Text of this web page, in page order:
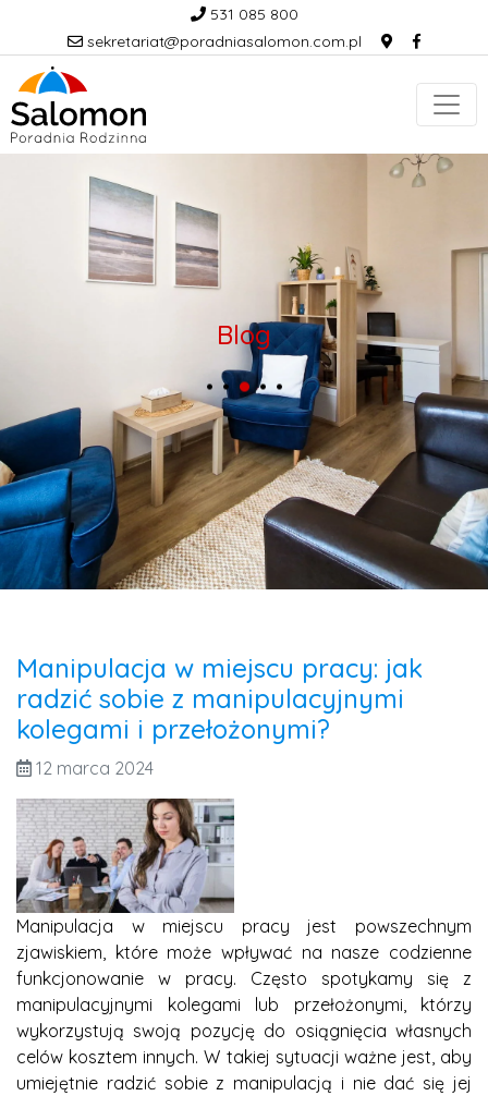
531 085 800
sekretariat@poradniasalomon.com.pl
Blog
Manipulacja w miejscu pracy: jak
radzić sobie z manipulacyjnymi
kolegami i przełożonymi?
12 marca 2024
Manipulacja w miejscu pracy jest powszechnym
zjawiskiem, które może wpływać na nasze codzienne
funkcjonowanie w pracy. Często spotykamy się z
manipulacyjnymi kolegami lub przełożonymi, którzy
wykorzystują swoją pozycję do osiągnięcia własnych
celów kosztem innych. W takiej sytuacji ważne jest, aby
umiejętnie radzić sobie z manipulacją i nie dać się jej